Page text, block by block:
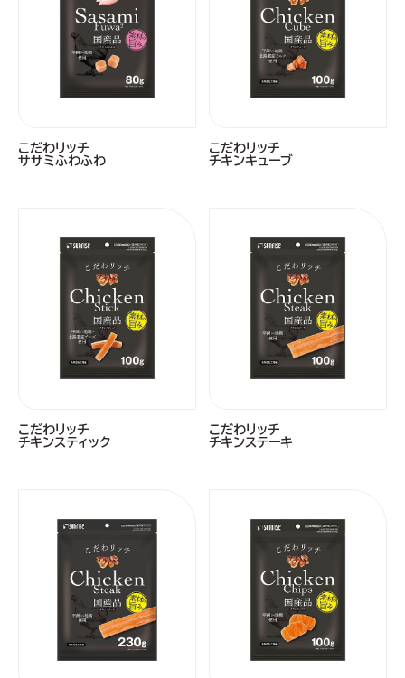
こだわリッチ
ササミふわふわ
こだわリッチ
チキンキューブ
こだわリッチ
チキンスティック
こだわリッチ
チキンステーキ